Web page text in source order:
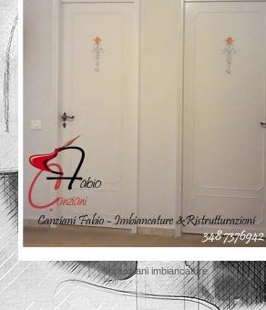
© canziani imbiancature